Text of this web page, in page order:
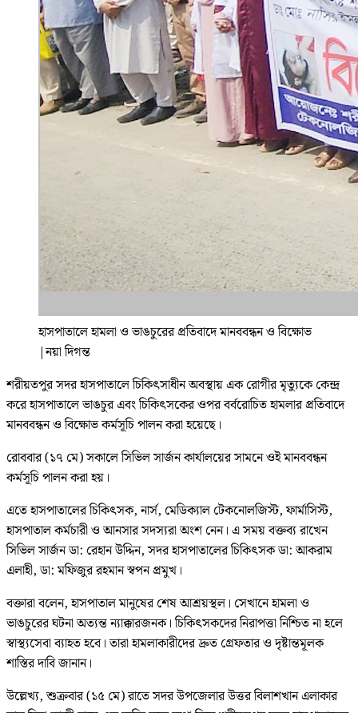
হাসপাতালে হামলা ও ভাঙচুরের প্রতিবাদে মানববন্ধন ও বিক্ষোভ
|নয়া দিগন্ত
শরীয়তপুর সদর হাসপাতালে চিকিৎসাধীন অবস্থায় এক রোগীর মৃত্যুকে কেন্দ্র
করে হাসপাতালে ভাঙচুর এবং চিকিৎসকের ওপর বর্বরোচিত হামলার প্রতিবাদে
মানববন্ধন ও বিক্ষোভ কর্মসূচি পালন করা হয়েছে।
রোববার (১৭ মে) সকালে সিভিল সার্জন কার্যালয়ের সামনে ওই মানববন্ধন
কর্মসূচি পালন করা হয়।
এতে হাসপাতালের চিকিৎসক, নার্স, মেডিক্যাল টেকনোলজিস্ট, ফার্মাসিস্ট,
হাসপাতাল কর্মচারী ও আনসার সদস্যরা অংশ নেন। এ সময় বক্তব্য রাখেন
সিভিল সার্জন ডা: রেহান উদ্দিন, সদর হাসপাতালের চিকিৎসক ডা: আকরাম
এলাহী, ডা: মফিজুর রহমান স্বপন প্রমুখ।
বক্তারা বলেন, হাসপাতাল মানুষের শেষ আশ্রয়স্থল। সেখানে হামলা ও
ভাঙচুরের ঘটনা অত্যন্ত ন্যাক্কারজনক। চিকিৎসকদের নিরাপত্তা নিশ্চিত না হলে
স্বাস্থ্যসেবা ব্যাহত হবে। তারা হামলাকারীদের দ্রুত গ্রেফতার ও দৃষ্টান্তমূলক
শাস্তির দাবি জানান।
উল্লেখ্য, শুক্রবার (১৫ মে) রাতে সদর উপজেলার উত্তর বিলাশখান এলাকার